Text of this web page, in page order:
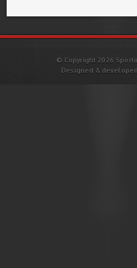
© Copyright 2026
Designed &